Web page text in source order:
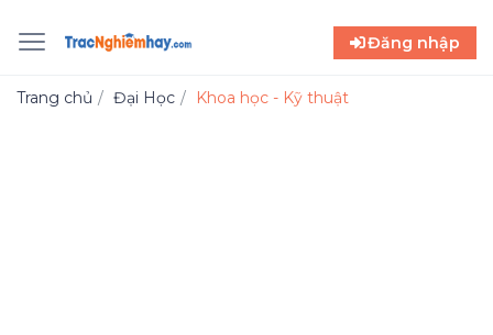
Đăng nhập
Trang chủ Đại Học Khoa học - Kỹ thuật